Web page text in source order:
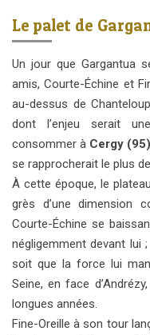
Le palet de
Un jour que Gargantua
amis, Courte-Échine et
au-dessus de
dont l’enjeu serait
consommer à Cergy (95)
se rapprocherait le plus
À cette époque, le
grès d’une dimension
Courte-Échine se
négligemment devant lui ;
soit que la force lui
Seine, en face
longues années.
Fine-Oreille à son tour